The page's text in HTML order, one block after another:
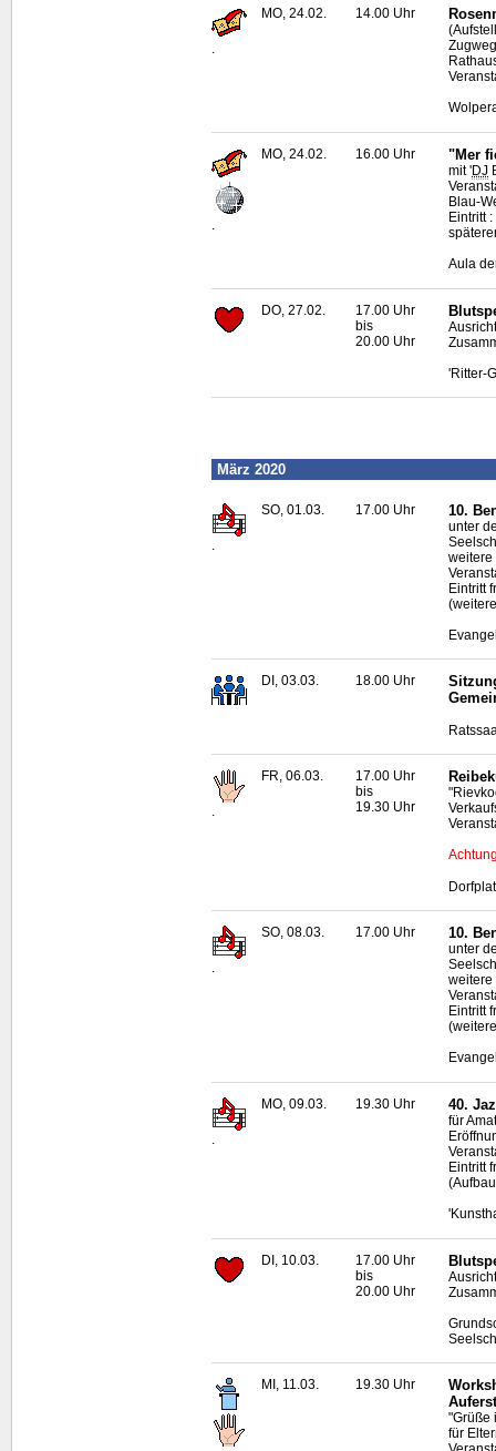
.
MO, 24.02. 14.00 Uhr
MO, 24.02. 16.00 Uhr "Mer
mit 'DJ
Blau-
Eintritt
Aula
DO, 27.02.
17.00 Uhr
bis
20.00 Uhr
'Ritter-
März 2020
SO, 01.03. 17.00 Uhr 10.
unter
weitere
Eintritt
DI, 03.03. 18.00 Uhr
.
FR, 06.03.
17.00 Uhr
bis
19.30 Uhr
.
SO, 08.03. 17.00 Uhr 10.
unter
weitere
Eintritt
.
MO, 09.03. 19.30 Uhr 40.
für
Eintritt
DI, 10.03.
17.00 Uhr
bis
20.00 Uhr
MI, 11.03. 19.30 Uhr
"Grüße
für